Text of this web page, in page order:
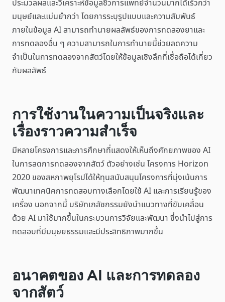
ประมวลผลและวิเคราะห์ข้อมูลชีวการแพทย์จำนวนมากได้เร็วกว่า
มนุษย์และแม่นยำกว่า โดยการระบุรูปแบบและความสัมพันธ์
ภายในข้อมูล AI สามารถทำนายผลลัพธ์ของการทดลองยาและ
การทดลองอื่น ๆ ความสามารถในการทำนายนี้ช่วยลดความ
จำเป็นในการทดลองจากสัตว์โดยให้ข้อมูลเชิงลึกที่เชื่อถือได้เกี่ยว
กับผลลัพธ์
การใช้งานในความเป็นจริงและ
เรื่องราวความสำเร็จ
มีหลายโครงการและการศึกษาที่แสดงให้เห็นถึงศักยภาพของ AI
ในการลดการทดลองจากสัตว์ ตัวอย่างเช่น โครงการ Horizon
2020 ของสหภาพยุโรปได้ให้ทุนสนับสนุนโครงการที่มุ่งเน้นการ
พัฒนาเทคนิคการทดสอบทางเลือกโดยใช้ AI และการเรียนรู้ของ
เครื่อง นอกจากนี้ บริษัทเภสัชกรรมยังนำแนวทางที่ขับเคลื่อน
ด้วย AI มาใช้มากขึ้นในกระบวนการวิจัยและพัฒนา ซึ่งนำไปสู่การ
ทดสอบที่มีมนุษยธรรมและมีประสิทธิภาพมากขึ้น
อนาคตของ AI และการทดลอง
จากสัตว์